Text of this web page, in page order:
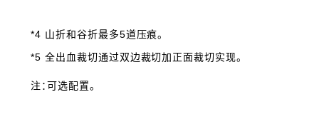
*4 山折和谷折最多5道压痕。
*5 全出血裁切通过双边裁切加正面裁切实现。
注：可选配置。